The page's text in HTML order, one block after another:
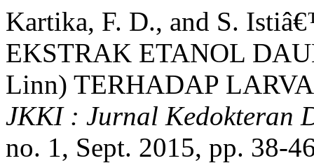
Kartika, F. D., and S.
EKSTRAK ETANOL
Linn) TERHADAP
JKKI : Jurnal Kedokteran
no. 1, Sept. 2015, pp. 38-